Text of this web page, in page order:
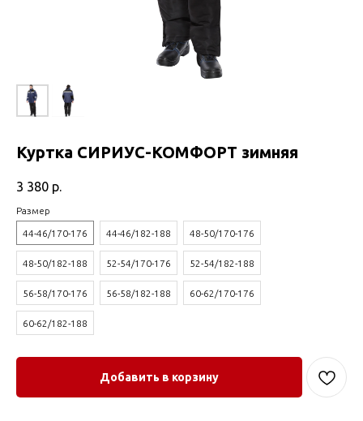
Куртка СИРИУС-КОМФОРТ зимняя
3 380 р.
Размер
44-46/170-176 44-46/182-188 48-50/170-176
48-50/182-188 52-54/170-176 52-54/182-188
56-58/170-176 56-58/182-188 60-62/170-176
60-62/182-188
Добавить в корзину